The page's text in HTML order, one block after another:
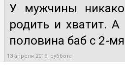
У мужчины
родить и хватит.
половина баб с 2-
13 апреля 2019, суббота